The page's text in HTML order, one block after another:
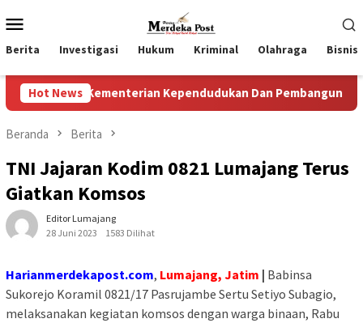
ke
kontenMobile
Berita Investigasi Hukum Kriminal Olahraga Bisnis
Hot NewsKependudukan Dan Pembangunan Keluarga
Beranda Berita
TNI Jajaran Kodim 0821 Lumajang Terus
Giatkan Komsos
Editor Lumajang
28 Juni 2023
1583 Dilihat
Harianmerdekapost.com, Lumajang, Jatim | Babinsa
Sukorejo Koramil 0821/17 Pasrujambe Sertu Setiyo Subagio,
melaksanakan kegiatan komsos dengan warga binaan, Rabu